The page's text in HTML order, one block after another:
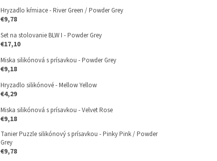
Hryzadlo kŕmiace - River Green / Powder Grey
€9,78
Set na stolovanie BLW I - Powder Grey
€17,10
Miska silikónová s prísavkou - Powder Grey
€9,18
Hryzadlo silikónové - Mellow Yellow
€4,29
Miska silikónová s prísavkou - Velvet Rose
€9,18
Tanier Puzzle silikónový s prísavkou - Pinky Pink / Powder
Grey
€9,78